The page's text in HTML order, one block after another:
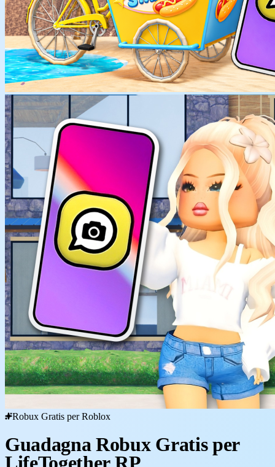
Robux Gratis per Roblox
Guadagna Robux Gratis per